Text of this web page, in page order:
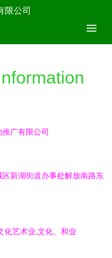
限公司
广有限公司
区新湖街道办事处解放南路东
化艺术业,文化、和业